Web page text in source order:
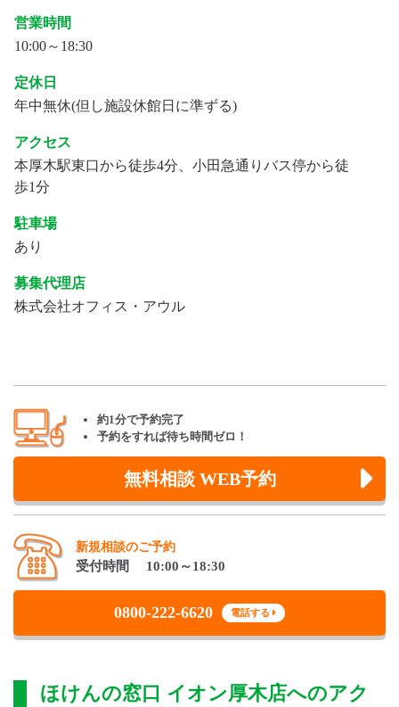
営業時間
10:00～18:30
定休日
年中無休(但し施設休館日に準ずる)
アクセス
本厚木駅東口から徒歩4分、小田急通りバス停から徒
歩1分
駐車場
あり
募集代理店
株式会社オフィス・アウル
約1分で予約完了
予約をすれば待ち時間ゼロ！
無料相談 WEB予約
新規相談のご予約
受付時間 10:00～18:30
0800-222-6620 電話する
ほけんの窓口 イオン厚木店へのアク